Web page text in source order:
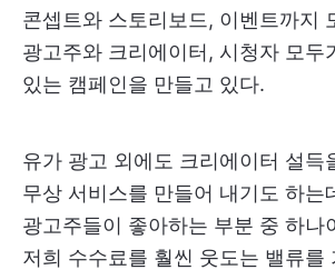
콘셉트와 스토리보드, 이벤트까지
광고주와 크리에이터, 시청자 모두
있는 캠페인을 만들고 있다.
유가 광고 외에도 크리에이터 설득
무상 서비스를 만들어 내기도 하는
광고주들이 좋아하는 부분 중 하나
저희 수수료를 훨씬 웃도는 밸류를